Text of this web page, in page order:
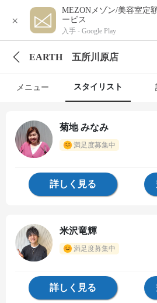
×
MEZONメゾン/美容室定
ービス
入手 - Google Play
EARTH 五所川原店
メニュー スタイリスト
菊地 みなみ
満足度募集中
詳しく見る
米沢竜輝
満足度募集中
詳しく見る